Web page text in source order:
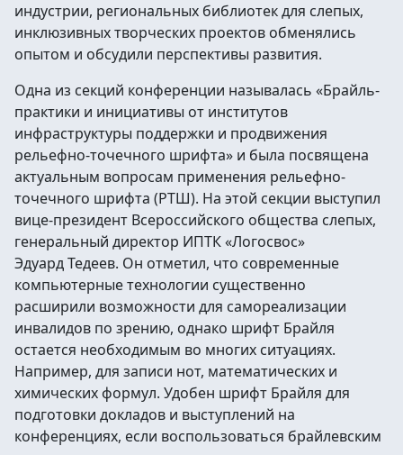
индустрии, региональных библиотек для слепых,
инклюзивных творческих проектов обменялись
опытом и обсудили перспективы развития.
Одна из секций конференции называлась «Брайль-
практики и инициативы от институтов
инфраструктуры поддержки и продвижения
рельефно-точечного шрифта» и была посвящена
актуальным вопросам применения рельефно-
точечного шрифта (РТШ). На этой секции выступил
вице-президент Всероссийского общества слепых,
генеральный директор ИПТК «Логосвос»
Эдуард Тедеев. Он отметил, что современные
компьютерные технологии существенно
расширили возможности для самореализации
инвалидов по зрению, однако шрифт Брайля
остается необходимым во многих ситуациях.
Например, для записи нот, математических и
химических формул. Удобен шрифт Брайля для
подготовки докладов и выступлений на
конференциях, если воспользоваться брайлевским